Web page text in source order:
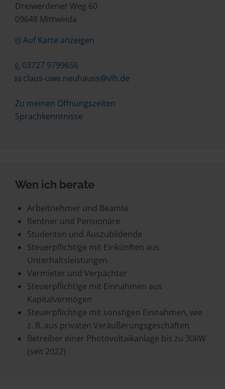
Dreiwerdener Weg 60
09648 Mittweida
Auf Karte anzeigen
03727 9799656
claus-uwe.neuhauss@vlh.de
Zu meinen Öffnungszeiten
Sprachkenntnisse
Wen ich berate
Arbeitnehmer und Beamte
Rentner und Pensionäre
Studenten und Auszubildende
Steuerpflichtige mit Einkünften aus
Unterhaltsleistungen
Vermieter und Verpächter
Steuerpflichtige mit Einnahmen aus
Kapitalvermögen
Steuerpflichtige mit sonstigen Einnahmen, wie
z. B. aus privaten Veräußerungsgeschäften
Betreiber einer Photovoltaikanlage bis zu 30kW
(seit 2022)